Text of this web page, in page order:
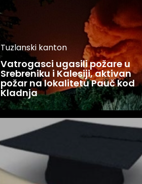
Tuzlanski kanton
Vatrogasci ugasili požare u
Srebreniku i Kalesiji, aktivan
požar na lokalitetu Pauč kod
Kladnja